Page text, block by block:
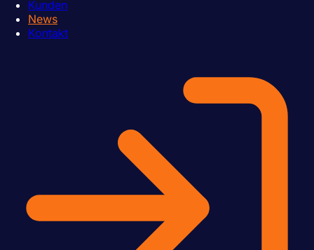
Kunden
News
Kontakt